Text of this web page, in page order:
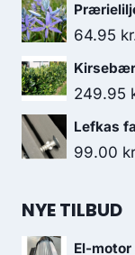
64.95
249.95
Lefkas
99.00
NYE TILBUD
El-